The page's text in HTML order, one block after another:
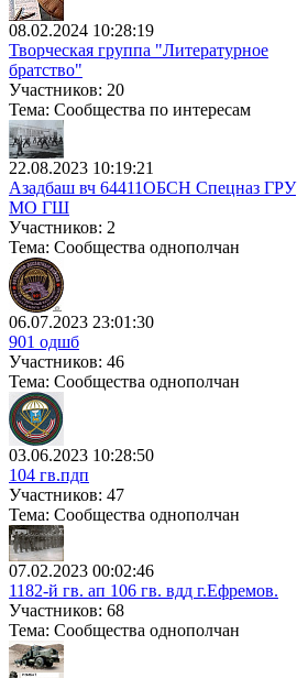
08.02.2024 10:28:19
Творческая группа "Литературное
братство"
Участников: 20
Тема: Сообщества по интересам
22.08.2023 10:19:21
Азадбаш вч 64411ОБСН Спецназ ГРУ
МО ГШ
Участников: 2
Тема: Сообщества однополчан
06.07.2023 23:01:30
901 одшб
Участников: 46
Тема: Сообщества однополчан
03.06.2023 10:28:50
104 гв.пдп
Участников: 47
Тема: Сообщества однополчан
07.02.2023 00:02:46
1182-й гв. ап 106 гв. вдд г.Ефремов.
Участников: 68
Тема: Сообщества однополчан